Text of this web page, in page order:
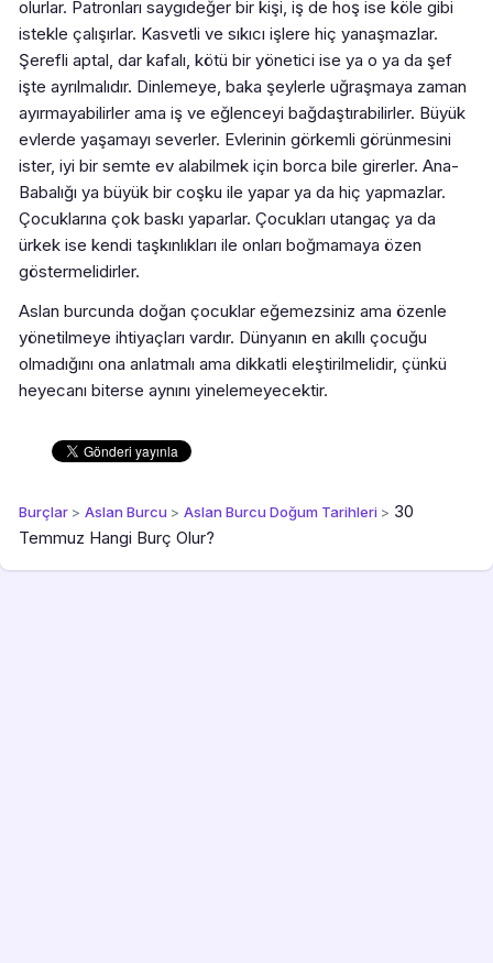
olurlar. Patronları saygıdeğer bir kişi, iş de hoş ise köle gibi
istekle çalışırlar. Kasvetli ve sıkıcı işlere hiç yanaşmazlar.
Şerefli aptal, dar kafalı, kötü bir yönetici ise ya o ya da şef
işte ayrılmalıdır. Dinlemeye, baka şeylerle uğraşmaya zaman
ayırmayabilirler ama iş ve eğlenceyi bağdaştırabilirler. Büyük
evlerde yaşamayı severler. Evlerinin görkemli görünmesini
ister, iyi bir semte ev alabilmek için borca bile girerler. Ana-
Babalığı ya büyük bir coşku ile yapar ya da hiç yapmazlar.
Çocuklarına çok baskı yaparlar. Çocukları utangaç ya da
ürkek ise kendi taşkınlıkları ile onları boğmamaya özen
göstermelidirler.
Aslan burcunda doğan çocuklar eğemezsiniz ama özenle
yönetilmeye ihtiyaçları vardır. Dünyanın en akıllı çocuğu
olmadığını ona anlatmalı ama dikkatli eleştirilmelidir, çünkü
heyecanı biterse aynını yinelemeyecektir.
Burçlar > Aslan Burcu > Aslan Burcu Doğum Tarihleri > 30
Temmuz Hangi Burç Olur?